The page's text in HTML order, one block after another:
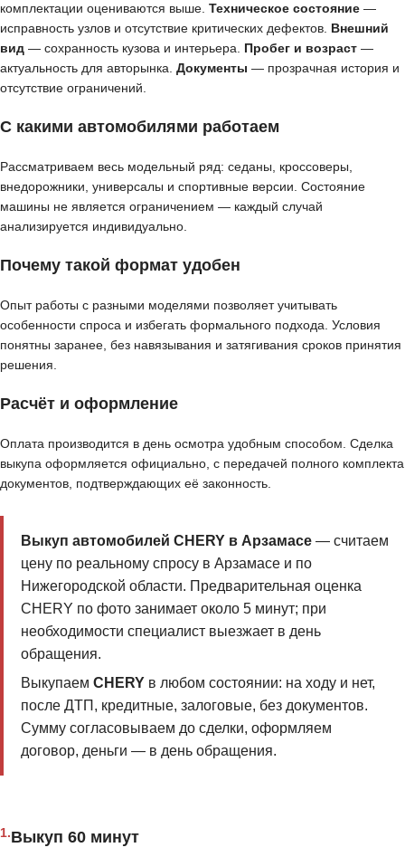
комплектации оцениваются выше. Техническое состояние —
исправность узлов и отсутствие критических дефектов. Внешний
вид — сохранность кузова и интерьера. Пробег и возраст —
актуальность для авторынка. Документы — прозрачная история и
отсутствие ограничений.
С какими автомобилями работаем
Рассматриваем весь модельный ряд: седаны, кроссоверы,
внедорожники, универсалы и спортивные версии. Состояние
машины не является ограничением — каждый случай
анализируется индивидуально.
Почему такой формат удобен
Опыт работы с разными моделями позволяет учитывать
особенности спроса и избегать формального подхода. Условия
понятны заранее, без навязывания и затягивания сроков принятия
решения.
Расчёт и оформление
Оплата производится в день осмотра удобным способом. Сделка
выкупа оформляется официально, с передачей полного комплекта
документов, подтверждающих её законность.
Выкуп автомобилей CHERY в Арзамасе— считаем
цену по реальному спросу в Арзамасе и по
Нижегородской области. Предварительная оценка
CHERY по фото занимает около 5 минут; при
необходимости специалист выезжает в день
обращения.
Выкупаем CHERYв любом состоянии: на ходу и нет,
после ДТП, кредитные, залоговые, без документов.
Сумму согласовываем до сделки, оформляем
договор, деньги — в день обращения.
1.Выкуп 60 минут